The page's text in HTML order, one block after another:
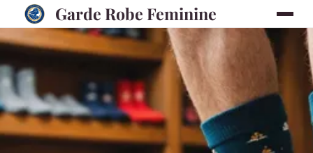
Garde Robe Feminine